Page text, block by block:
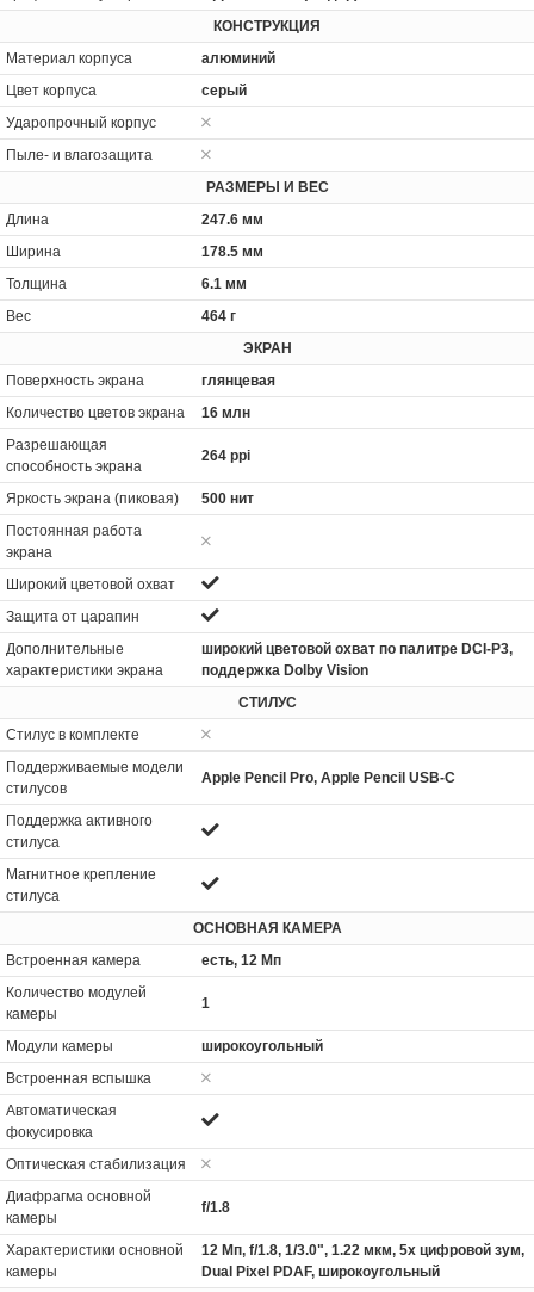
КОНСТРУКЦИЯ
Материал корпуса
алюминий
Цвет корпуса
серый
Ударопрочный корпус
Пыле- и влагозащита
РАЗМЕРЫ И ВЕС
Длина
247.6 мм
Ширина
178.5 мм
Толщина
6.1 мм
Вес
464 г
ЭКРАН
Поверхность экрана
глянцевая
Количество цветов экрана
16 млн
Разрешающая
способность экрана
264 ppi
Яркость экрана (пиковая)
500 нит
Постоянная работа
экрана
Широкий цветовой охват
Защита от царапин
Дополнительные
характеристики экрана
широкий цветовой охват по палитре DCI-P3,
поддержка Dolby Vision
СТИЛУС
Стилус в комплекте
Поддерживаемые модели
стилусов
Apple Pencil Pro, Apple Pencil USB-C
Поддержка активного
стилуса
Магнитное крепление
стилуса
ОСНОВНАЯ КАМЕРА
Встроенная камера
есть, 12 Мп
Количество модулей
камеры
1
Модули камеры
широкоугольный
Встроенная вспышка
Автоматическая
фокусировка
Оптическая стабилизация
Диафрагма основной
камеры
f/1.8
Характеристики основной
камеры
12 Мп, f/1.8, 1/3.0", 1.22 мкм, 5x цифровой зум,
Dual Pixel PDAF, широкоугольный